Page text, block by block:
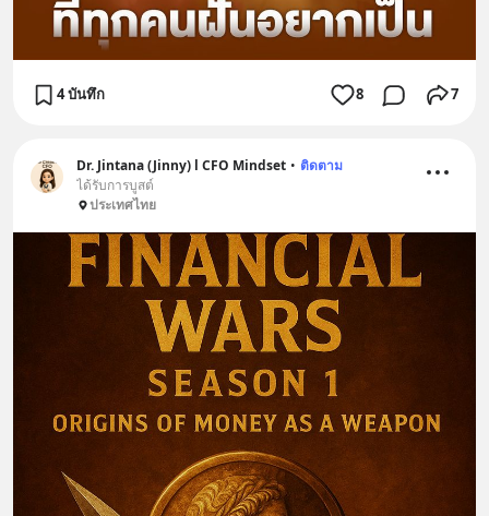
4 บันทึก 8 7
Dr. Jintana (Jinny) l CFO Mindset • ติดตาม
ได้รับการบูสต์
ประเทศไทย